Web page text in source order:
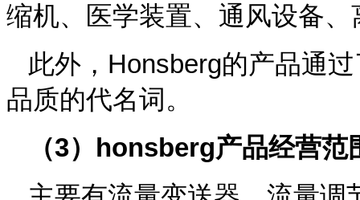
缩机、医学装置、通风设备
此外， Honsberg的产品通
品质的代名词。
（3） honsberg产品经营范